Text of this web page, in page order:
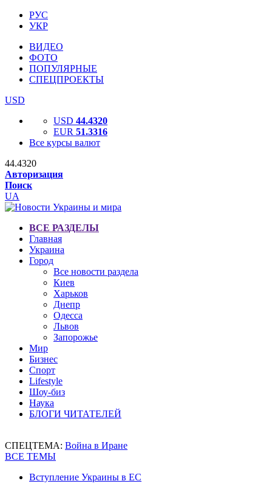
РУС
УКР
ВИДЕО
ФОТО
ПОПУЛЯРНЫЕ
СПЕЦПРОЕКТЫ
USD
USD 44.4320
EUR 51.3316
Все курсы валют
44.4320
Авторизация
Поиск
UA
ВСЕ РАЗДЕЛЫ
Главная
Украина
Город
Все новости раздела
Киев
Харьков
Днепр
Одесса
Львов
Запорожье
Мир
Бизнес
Спорт
Lifestyle
Шоу-биз
Наука
БЛОГИ ЧИТАТЕЛЕЙ
СПЕЦТЕМА: Война в Иране
ВСЕ ТЕМЫ
Вступление Украины в ЕС